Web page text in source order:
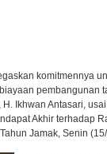
komitmennya
pembangunan
Ikhwan Antasari,
Akhir terhadap
Jamak, Senin